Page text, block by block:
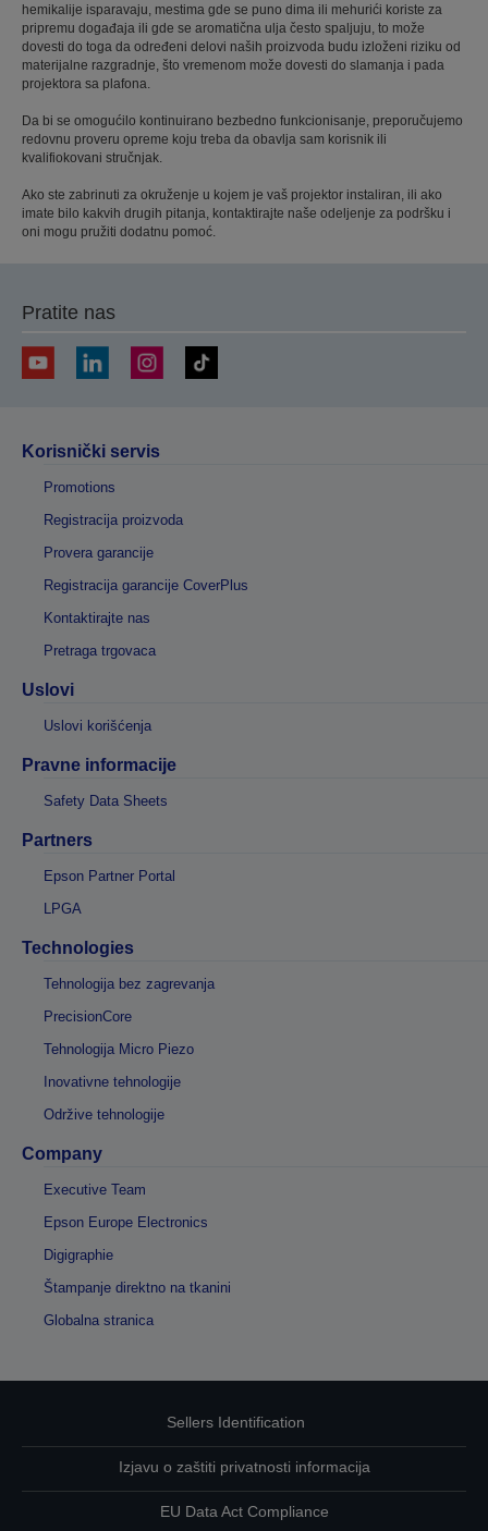
hemikalije isparavaju, mestima gde se puno dima ili mehurići koriste za
pripremu događaja ili gde se aromatična ulja često spaljuju, to može
dovesti do toga da određeni delovi naših proizvoda budu izloženi riziku od
materijalne razgradnje, što vremenom može dovesti do slamanja i pada
projektora sa plafona.
Da bi se omogućilo kontinuirano bezbedno funkcionisanje, preporučujemo
redovnu proveru opreme koju treba da obavlja sam korisnik ili
kvalifiokovani stručnjak.
Ako ste zabrinuti za okruženje u kojem je vaš projektor instaliran, ili ako
imate bilo kakvih drugih pitanja, kontaktirajte naše odeljenje za podršku i
oni mogu pružiti dodatnu pomoć.
Pratite nas
Korisnički servis
Promotions
Registracija proizvoda
Provera garancije
Registracija garancije CoverPlus
Kontaktirajte nas
Pretraga trgovaca
Uslovi
Uslovi korišćenja
Pravne informacije
Safety Data Sheets
Partners
Epson Partner Portal
LPGA
Technologies
Tehnologija bez zagrevanja
PrecisionCore
Tehnologija Micro Piezo
Inovativne tehnologije
Održive tehnologije
Company
Executive Team
Epson Europe Electronics
Digigraphie
Štampanje direktno na tkanini
Globalna stranica
Sellers Identification
Izjavu o zaštiti privatnosti informacija
EU Data Act Compliance